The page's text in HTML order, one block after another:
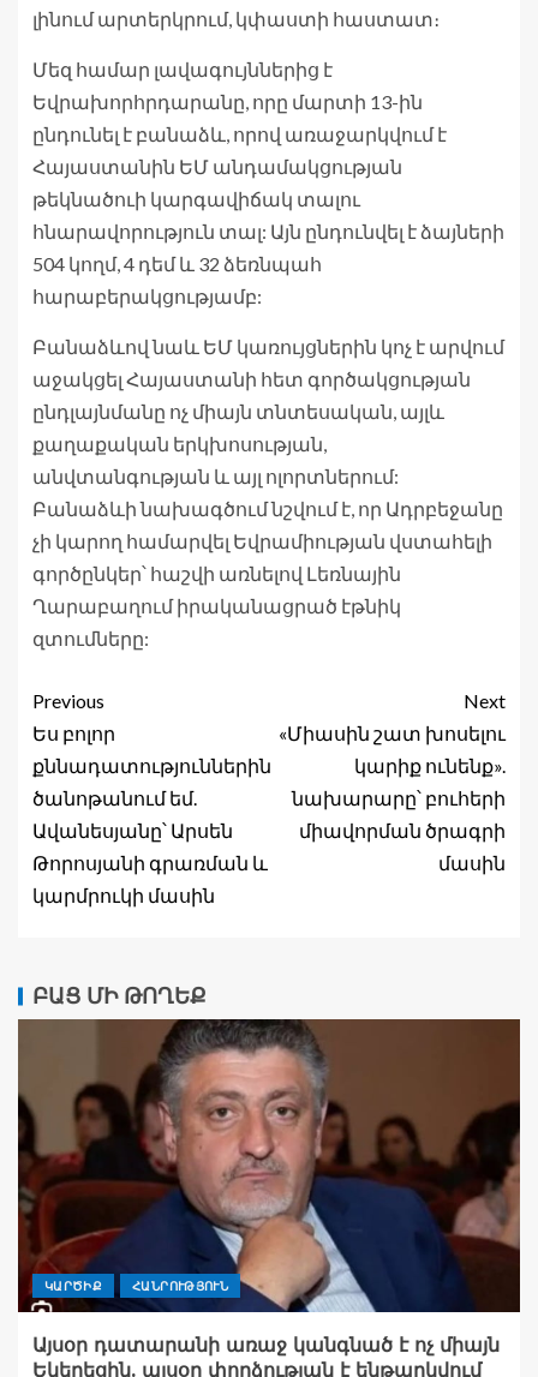
լինում արտերկրում, կփաստի հաստատ։
Մեզ համար լավագույններից է
Եվրախորհրդարանը, որը մարտի 13-ին
ընդունել է բանաձև, որով առաջարկվում է
Հայաստանին ԵՄ անդամակցության
թեկնածուի կարգավիճակ տալու
հնարավորություն տալ: Այն ընդունվել է ձայների
504 կողմ, 4 դեմ և 32 ձեռնպահ
հարաբերակցությամբ:
Բանաձևով նաև ԵՄ կառույցներին կոչ է արվում
աջակցել Հայաստանի հետ գործակցության
ընդլայնմանը ոչ միայն տնտեսական, այլև
քաղաքական երկխոսության,
անվտանգության և այլ ոլորտներում:
Բանաձևի նախագծում նշվում է, որ Ադրբեջանը
չի կարող համարվել Եվրամիության վստահելի
գործընկեր՝ հաշվի առնելով Լեռնային
Ղարաբաղում իրականացրած էթնիկ
զտումները:
Previous
Ես բոլոր
քննադատություններին
ծանոթանում եմ.
Ավանեսյանը՝ Արսեն
Թորոսյանի գրառման և
կարմրուկի մասին
Next
«Միասին շատ խոսելու
կարիք ունենք».
նախարարը՝ բուհերի
միավորման ծրագրի
մասին
ԲԱՑ ՄԻ ԹՈՂԵՔ
ԿԱՐԾԻՔ ՀԱՆՐՈՒԹՅՈՒՆ
Այսօր դատարանի առաջ կանգնած է ոչ միայն
Եկեղեցին. այսօր փորձության է ենթարկվում